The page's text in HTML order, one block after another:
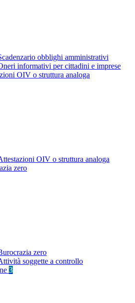
obblighi amministrativi
informativi per cittadini e imprese
OIV o struttura analoga
OIV o struttura analoga
zero
zero
soggette a controllo
3